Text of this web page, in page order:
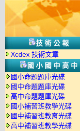
技術公報
Xcdex 技術文章
國小國中高中
國小命題題庫光碟
國中命題題庫光碟
高中命題題庫光碟
國小補習班教學光碟
國中補習班教育光碟
高中補習班教學光碟